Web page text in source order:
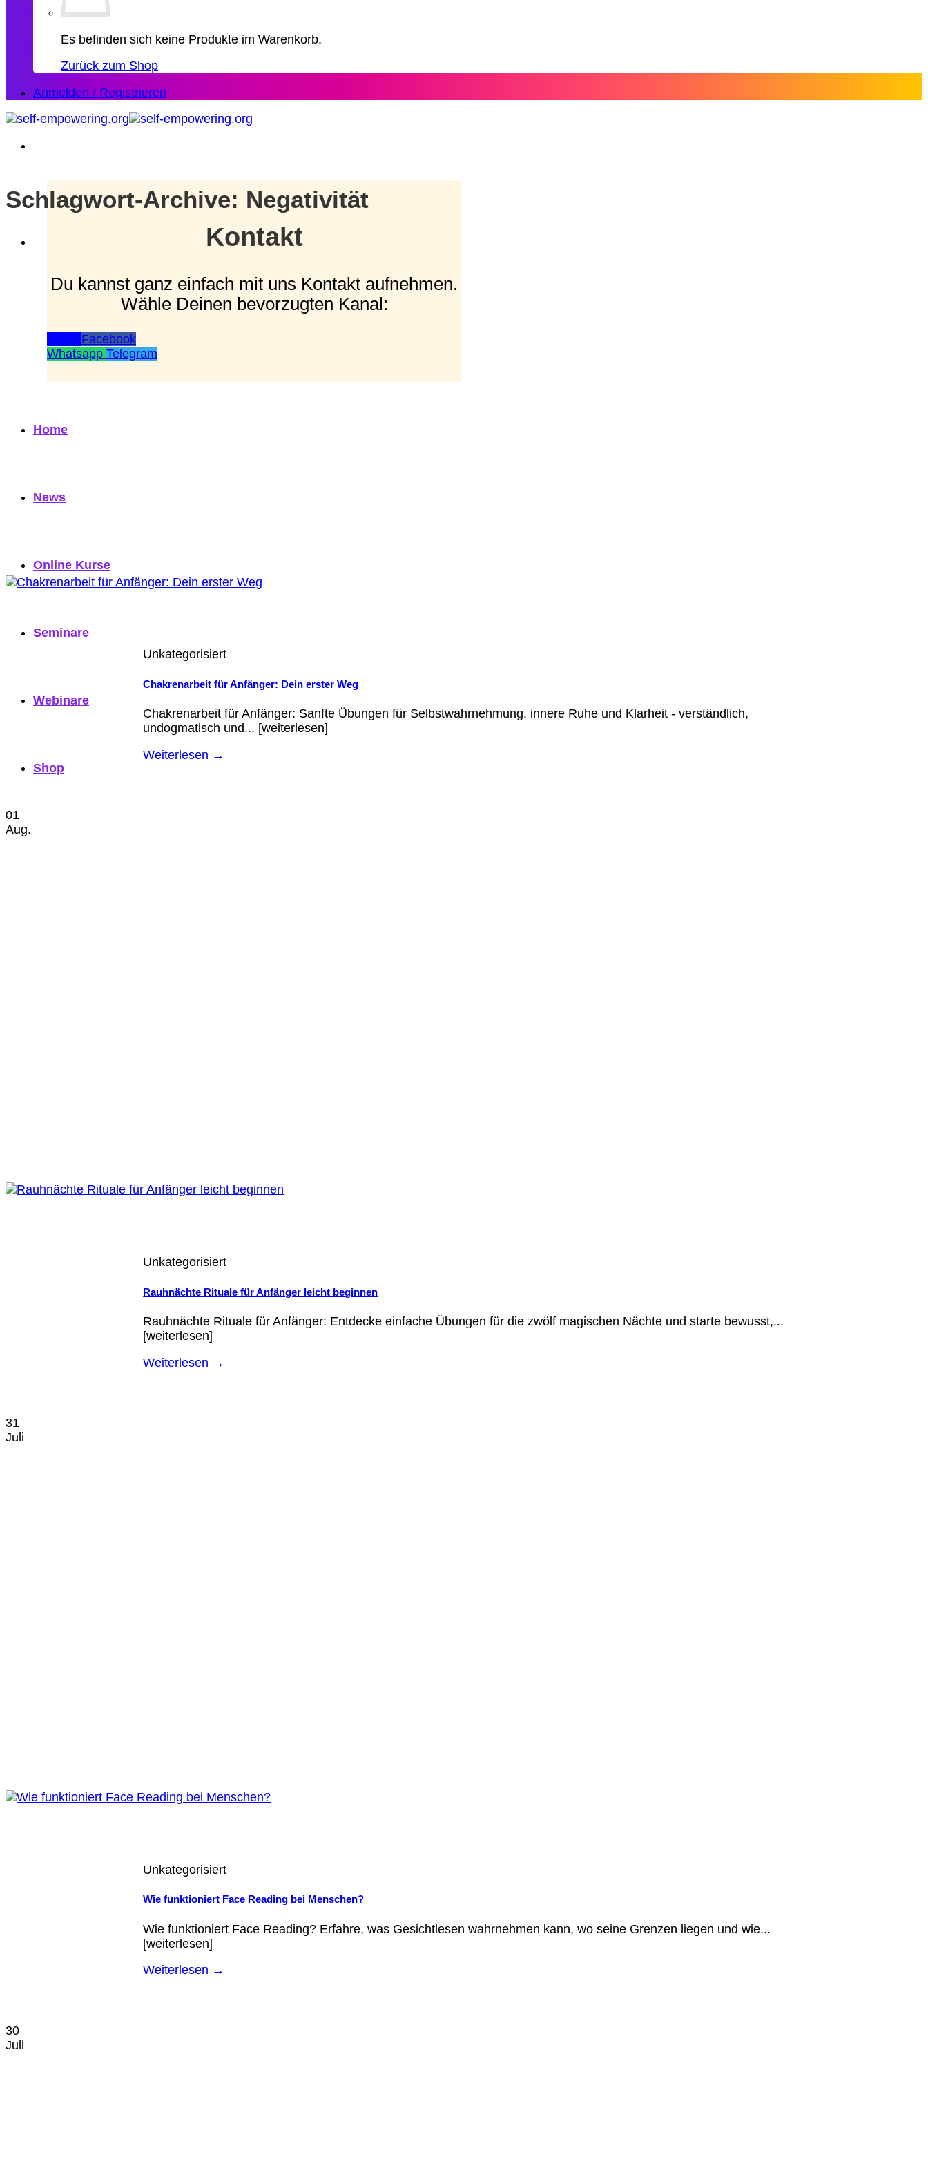
Es befinden sich keine Produkte im Warenkorb.
Zurück zum Shop
Anmelden / Registrieren
Kontakt
Du kannst ganz einfach mit uns Kontakt aufnehmen.
Wähle Deinen bevorzugten Kanal:
Facebook
Whatsapp Telegram
Home
News
Online Kurse
Seminare
Webinare
Shop
Schlagwort-Archive: Negativität
Unkategorisiert
Chakrenarbeit für Anfänger: Dein erster Weg
Chakrenarbeit für Anfänger: Sanfte Übungen für Selbstwahrnehmung, innere Ruhe und Klarheit - verständlich,
undogmatisch und... [weiterlesen]
Weiterlesen →
01
Aug.
Unkategorisiert
Rauhnächte Rituale für Anfänger leicht beginnen
Rauhnächte Rituale für Anfänger: Entdecke einfache Übungen für die zwölf magischen Nächte und starte bewusst,...
[weiterlesen]
Weiterlesen →
31
Juli
Unkategorisiert
Wie funktioniert Face Reading bei Menschen?
Wie funktioniert Face Reading? Erfahre, was Gesichtlesen wahrnehmen kann, wo seine Grenzen liegen und wie...
[weiterlesen]
Weiterlesen →
30
Juli